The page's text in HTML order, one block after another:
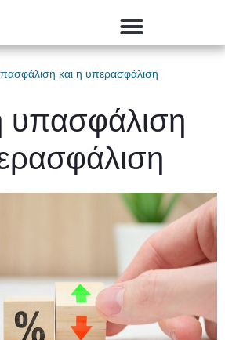
και η υπερασφάλιση
υπασφάλιση